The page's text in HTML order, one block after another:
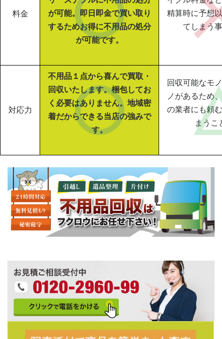
料金
が可能。即日即金で買い取り
するためお得に不用品の処分
が可能です。
精算時に予想
てしまう
対応力
不用品１点から喜んで買取・
回収いたします。梱包してお
く必要はありません。地域密
着だからできる当店の強みで
す。
回収可能なモ
ノがあるため
の業者にも頼
まうこ